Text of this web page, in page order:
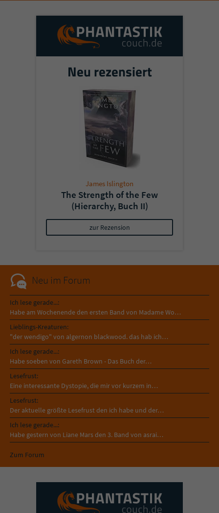
Neu rezensiert
James Islington
The Strength of the Few
(Hierarchy, Buch II)
zur Rezension
Neu im Forum
Ich lese gerade...:
Habe am Wochenende den ersten Band von Madame Wo…
Lieblings-Kreaturen:
"der wendigo" von algernon blackwood. das hab ich…
Ich lese gerade...:
Habe soeben von Gareth Brown - Das Buch der…
Lesefrust:
Eine interessante Dystopie, die mir vor kurzem in…
Lesefrust:
Der aktuelle größte Lesefrust den ich habe und der…
Ich lese gerade...:
Habe gestern von Liane Mars den 3. Band von asrai…
Zum Forum